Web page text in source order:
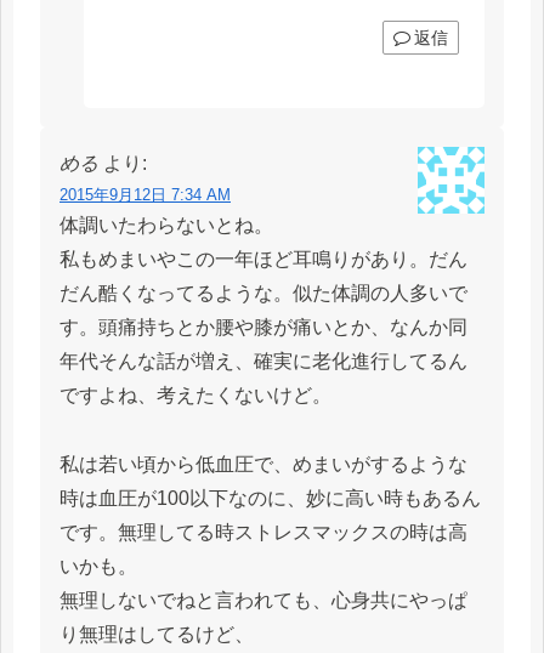
返信
める より:
2015年9月12日 7:34 AM
体調いたわらないとね。
私もめまいやこの一年ほど耳鳴りがあり。だん
だん酷くなってるような。似た体調の人多いで
す。頭痛持ちとか腰や膝が痛いとか、なんか同
年代そんな話が増え、確実に老化進行してるん
ですよね、考えたくないけど。
私は若い頃から低血圧で、めまいがするような
時は血圧が100以下なのに、妙に高い時もあるん
です。無理してる時ストレスマックスの時は高
いかも。
無理しないでねと言われても、心身共にやっぱ
り無理はしてるけど、